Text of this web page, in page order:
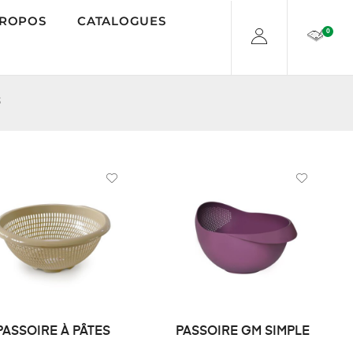
CATALOGUES
0
À PÂTES PASSOIRE GM SIMPLE